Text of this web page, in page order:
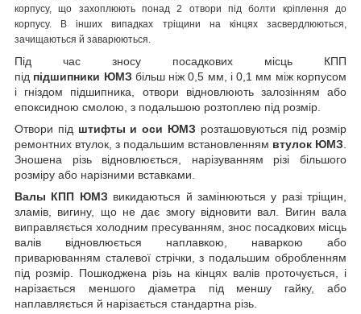
корпусу, що захоплюють понад 2 отвори під болти кріплення до
корпусу. В інших випадках тріщини на кінцях засвердлюються,
зачищаються й заварюються.
Під час зносу посадкових місць КПП
під підшипники ЮМЗ більш ніж 0,5 мм, і 0,1 мм між корпусом
і гніздом підшипника, отвори відновлюють залозінням або
епоксидною смолою, з подальшою розтоплею під розмір.
Отвори під штифты и оси ЮМЗ розташовуються під розмір
ремонтних втулок, з подальшим встановленням втулок ЮМЗ
Зношена різь відновлюється, нарізуванням різі більшого
розміру або нарізними вставками.
Валы КПП ЮМЗ викидаються й замінюються у разі тріщин,
зламів, вигину, що не дає змогу відновити вал. Вигин вала
виправляється холодним пресуванням, знос посадкових місць
валів відновлюється наплавкою, наваркою або
приварюванням сталевої стрічки, з подальшим обробленням
під розмір. Пошкоджена різь на кінцях валів проточується, і
нарізається меншого діаметра під меншу гайку, або
наплавляється й нарізається стандартна різь.